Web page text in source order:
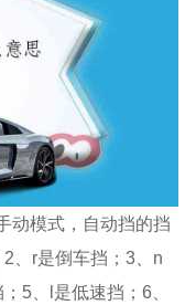
动模式，自动挡的挡
、r是倒车挡；3、n
5、l是低速挡；6、